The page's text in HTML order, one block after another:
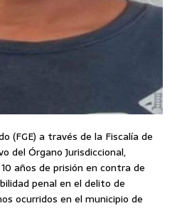
(FGE) a través de la Fiscalía de
del Órgano Jurisdiccional,
años de prisión en contra de
penal en el delito de
ocurridos en el municipio de